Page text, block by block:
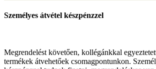
Személyes átvétel készpénzzel
Megrendelést követően, kollégánkkal
termékek átvehetőek csomagpontunkon.